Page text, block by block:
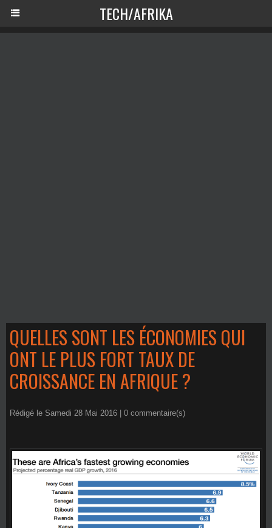
TECH/AFRIKA
QUELLES SONT LES ÉCONOMIES QUI
ONT LE PLUS FORT TAUX DE
CROISSANCE EN AFRIQUE ?
Rédigé le Samedi 28 Mai 2016 | 0 commentaire(s)